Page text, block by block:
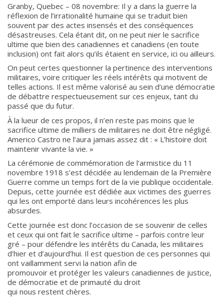
Granby, Quebec – 08 novembre: Il y a dans la guerre la
réflexion de l’irrationalité humaine qui se traduit bien
souvent par des actes insensés et des conséquences
désastreuses. Cela étant dit, on ne peut nier le sacrifice
ultime que bien des canadiennes et canadiens (en toute
inclusion) ont fait alors qu’ils étaient en service, ici ou ailleurs.
On peut certes questionner la pertinence des interventions
militaires, voire critiquer les réels intérêts qui motivent de
telles actions. Il est même valorisé au sein d’une démocratie
de débattre respectueusement sur ces enjeux, tant du
passé que du futur.
À la lueur de ces propos, il n’en reste pas moins que le
sacrifice ultime de milliers de militaires ne doit être négligé.
Americo Castro ne l’aura jamais assez dit : « L’histoire doit
maintenir vivante la vie. »
La cérémonie de commémoration de l’armistice du 11
novembre 1918 s’est décidée au lendemain de la Première
Guerre comme un temps fort de la vie publique occidentale.
Depuis, cette journée est dédiée aux victimes des guerres
qui les ont emporté dans leurs incohérences les plus
absurdes.
Cette journée est donc l’occasion de se souvenir de celles
et ceux qui ont fait le sacrifice ultime – parfois contre leur
gré – pour défendre les intérêts du Canada, les militaires
d’hier et d’aujourd’hui. Il est question de ces personnes qui
ont vaillamment servi la nation afin de
promouvoir et protéger les valeurs canadiennes de justice,
de démocratie et de primauté du droit
qui nous restent chères.